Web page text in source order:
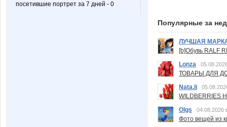
посетившие портрет за 7 дней - 0
Популярные за
ЛУЧШАЯ
[b]Обувь RALF
Lonza
ТОВАРЫ ДЛЯ
Nata.li
Olgs
04.08.2026
Фото вещей из